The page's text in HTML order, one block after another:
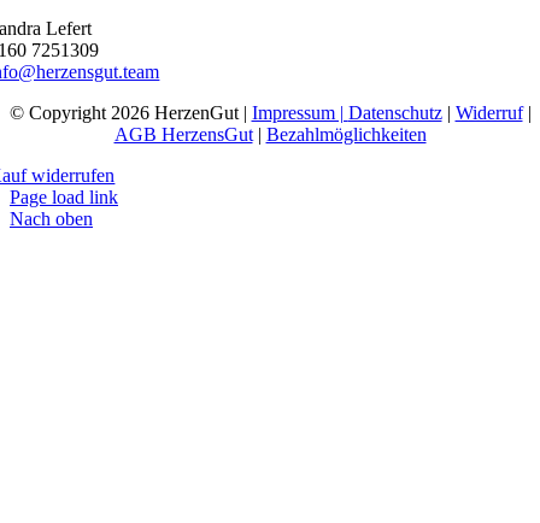
Lefert
7251309
© Copyright 2026 HerzenGut | Impressum | Datenschutz| Widerruf|
AGB HerzensGut| Bezahlmöglichkeiten
widerrufen
Page load link
Nach oben